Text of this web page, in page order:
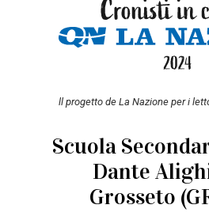
ll progetto de La Nazione per i
Scuola
Dante
Grosseto